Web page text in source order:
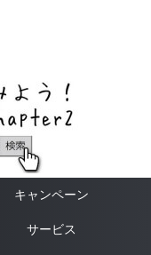
キャンペーン
サービス